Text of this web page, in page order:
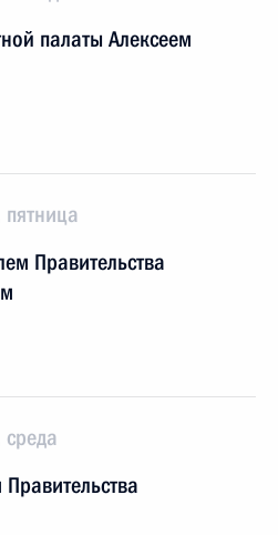
палаты Алексеем
Правительства